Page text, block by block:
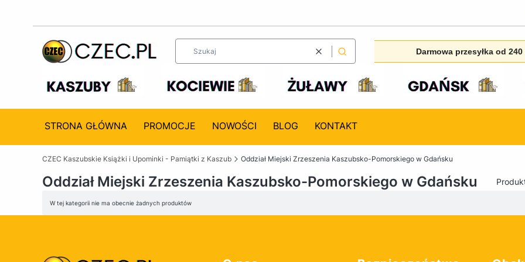
WyczyśćSzukaj Darmowa przesyłka od 240
STRONA GŁÓWNA PROMOCJE NOWOŚCI BLOG KONTAKT
CZEC Kaszubskie Książki i Upominki - Pamiątki z Kaszub Oddział Miejski Zrzeszenia Kaszubsko-Pomorskiego w Gdańsku
Oddział Miejski Zrzeszenia Kaszubsko-Pomorskiego w Gdańsku
Lista produktów
W tej kategorii nie ma obecnie żadnych produktów